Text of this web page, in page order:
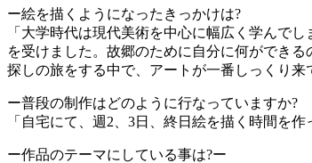
ー絵を描くようになったきっかけは?
「大学時代は現代美術を中心に幅広く学んで
を受けました。故郷のために自分に何ができ
探しの旅をする中で、アートが一番しっくり来
ー普段の制作はどのように行なっていますか?
「自宅にて、週2、3日、終日絵を描く時間を作
ー作品のテーマにしている事は?ー